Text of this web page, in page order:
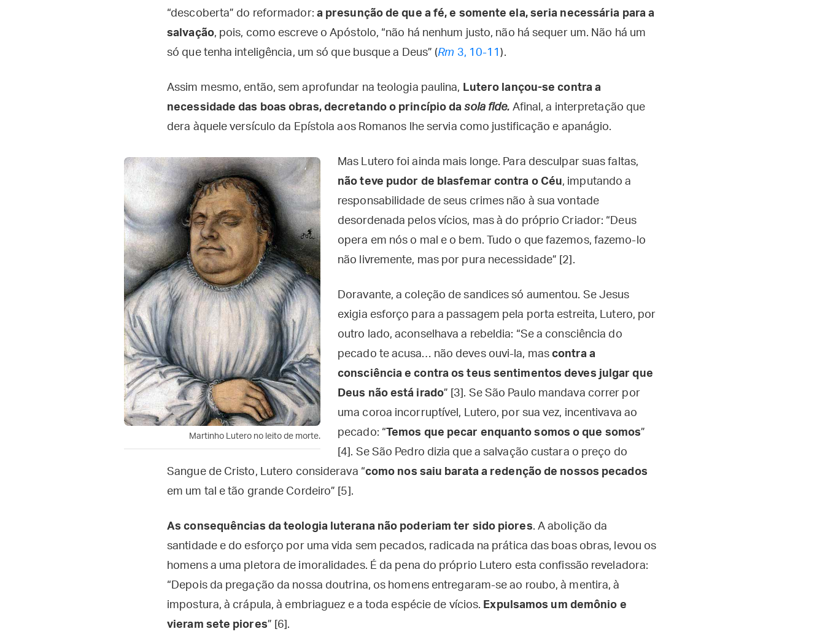
“descoberta” do reformador: a presunção de que a fé, e somente ela, seria necessária para a
salvação, pois, como escreve o Apóstolo, “não há nenhum justo, não há sequer um. Não há um
só que tenha inteligência, um só que busque a Deus” (Rm 3, 10-11 ).
Assim mesmo, então, sem aprofundar na teologia paulina, Lutero lançou-se contra a
necessidade das boas obras, decretando o princípio dasola fide. Afinal, a interpretação que
dera àquele versículo da Epístola aos Romanos lhe servia como justificação e apanágio.
Martinho Lutero no leito de morte.
Mas Lutero foi ainda mais longe. Para desculpar suas faltas,
não teve pudor de blasfemar contra o Céu, imputando a
responsabilidade de seus crimes não à sua vontade
desordenada pelos vícios, mas à do próprio Criador: “Deus
opera em nós o mal e o bem. Tudo o que fazemos, fazemo-lo
não livremente, mas por pura necessidade” [2].
Doravante, a coleção de sandices só aumentou. Se Jesus
exigia esforço para a passagem pela porta estreita, Lutero, por
outro lado, aconselhava a rebeldia: “Se a consciência do
pecado te acusa… não deves ouvi-la, mascontra a
consciência e contra os teus sentimentos deves julgar que
Deus não está irado” [3]. Se São Paulo mandava correr por
uma coroa incorruptível, Lutero, por sua vez, incentivava ao
pecado: “Temos que pecar enquanto somos o que somos”
[4]. Se São Pedro dizia que a salvação custara o preço do
Sangue de Cristo, Lutero considerava “como nos saiu barata a redenção de nossos pecados
em um tal e tão grande Cordeiro” [5].
As consequências da teologia luterana não poderiam ter sido piores. A abolição da
santidade e do esforço por uma vida sem pecados, radicada na prática das boas obras, levou os
homens a uma pletora de imoralidades. É da pena do próprio Lutero esta confissão reveladora:
“Depois da pregação da nossa doutrina, os homens entregaram-se ao roubo, à mentira, à
impostura, à crápula, à embriaguez e a toda espécie de vícios. Expulsamos um demônio e
vieram sete piores” [6].